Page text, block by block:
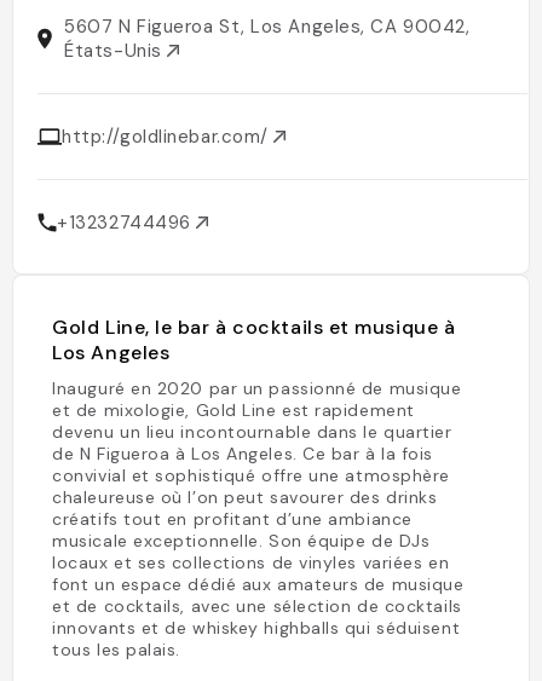
5607 N Figueroa St, Los Angeles, CA 90042,
États-Unis
http://goldlinebar.com/
+13232744496
Gold Line, le bar à cocktails et musique à
Los Angeles
Inauguré en 2020 par un passionné de musique
et de mixologie, Gold Line est rapidement
devenu un lieu incontournable dans le quartier
de N Figueroa à Los Angeles. Ce bar à la fois
convivial et sophistiqué offre une atmosphère
chaleureuse où l’on peut savourer des drinks
créatifs tout en profitant d’une ambiance
musicale exceptionnelle. Son équipe de DJs
locaux et ses collections de vinyles variées en
font un espace dédié aux amateurs de musique
et de cocktails, avec une sélection de cocktails
innovants et de whiskey highballs qui séduisent
tous les palais.